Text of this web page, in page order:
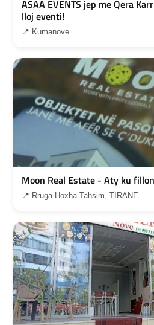
ASAA EVENTS jep me Qera
lloj eventi!
📍 Kumanove
Moon Real Estate - Aty ku
📍 Rruga Hoxha Tahsim, TIRANE